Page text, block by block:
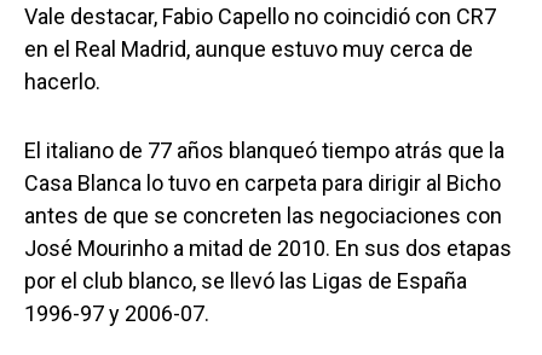
Vale destacar, Fabio Capello no coincidió con CR7
en el Real Madrid, aunque estuvo muy cerca de
hacerlo.
El italiano de 77 años blanqueó tiempo atrás que la
Casa Blanca lo tuvo en carpeta para dirigir al Bicho
antes de que se concreten las negociaciones con
José Mourinho a mitad de 2010. En sus dos etapas
por el club blanco, se llevó las Ligas de España
1996-97 y 2006-07.